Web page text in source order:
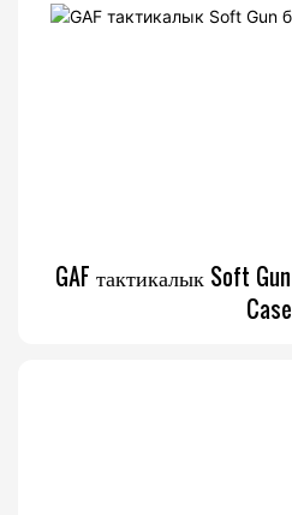
GAF тактикалык Soft
Case